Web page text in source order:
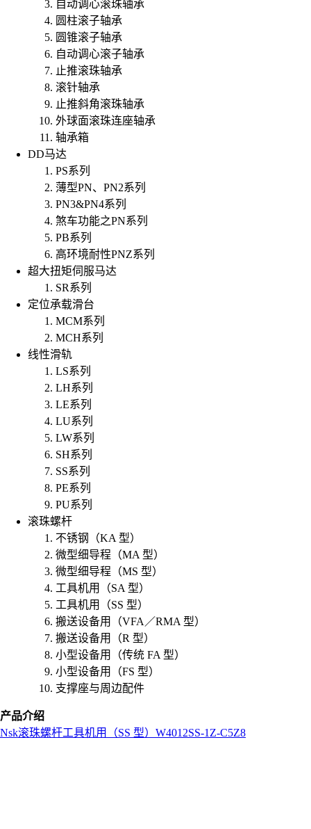
自动调心滚珠轴承
圆柱滚子轴承
圆锥滚子轴承
自动调心滚子轴承
止推滚珠轴承
滚针轴承
止推斜角滚珠轴承
外球面滚珠连座轴承
轴承箱
DD马达
PS系列
薄型PN、PN2系列
PN3&PN4系列
煞车功能之PN系列
PB系列
高环境耐性PNZ系列
超大扭矩伺服马达
SR系列
定位承载滑台
MCM系列
MCH系列
线性滑轨
LS系列
LH系列
LE系列
LU系列
LW系列
SH系列
SS系列
PE系列
PU系列
滚珠螺杆
不锈钢（KA 型）
微型细导程（MA 型）
微型细导程（MS 型）
工具机用（SA 型）
工具机用（SS 型）
搬送设备用（VFA／RMA 型）
搬送设备用（R 型）
小型设备用（传统 FA 型）
小型设备用（FS 型）
支撑座与周边配件
产品介绍
Nsk滚珠螺杆工具机用（SS 型） W4012SS-1Z-C5Z8